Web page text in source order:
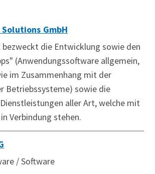
GmbH
bezweckt die Entwicklung sowie den
(Anwendungssoftware allgemein,
im Zusammenhang mit der
Betriebssysteme) sowie die
aller Art, welche mit
Verbindung stehen.
/ Software